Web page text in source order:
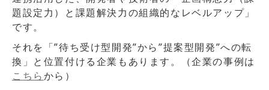
題設定力）と課題解決力の組織的なレベルアップ」
です。
それを「”待ち受け型開発”から”提案型開発”への転
換」と位置付ける企業もあります。（企業の事例は
こちらから）